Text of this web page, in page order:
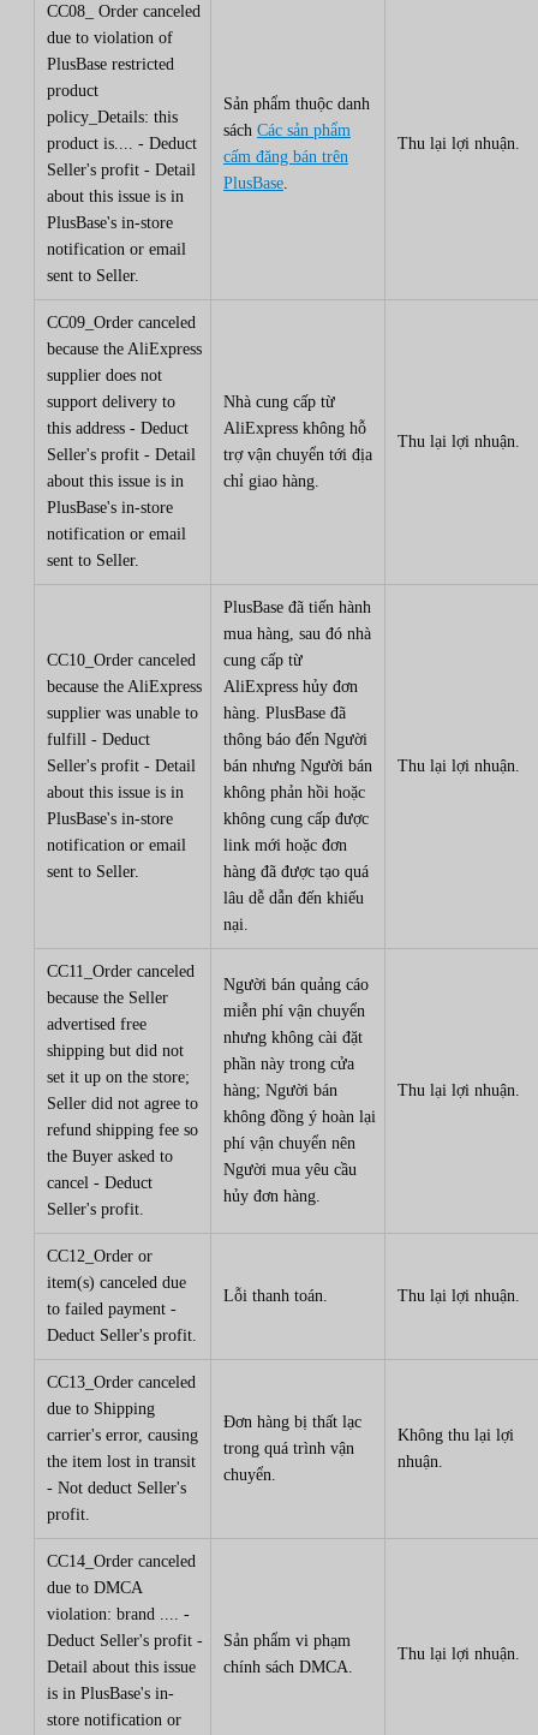
CC08_ Order canceled
due to violation of
PlusBase restricted
product
policy_Details: this
product is.... - Deduct
Seller's profit - Detail
about this issue is in
PlusBase's in-store
notification or email
sent to Seller.
Sản phẩm thuộc danh
sách Các sản phẩm
cấm đăng bán trên
PlusBase
Thu lại lợi nhuận.
CC09_Order canceled
because the AliExpress
supplier does not
support delivery to
this address - Deduct
Seller's profit - Detail
about this issue is in
PlusBase's in-store
notification or email
sent to Seller.
Nhà cung cấp từ
AliExpress không hỗ
trợ vận chuyển tới địa
chỉ giao hàng.
Thu lại lợi nhuận.
CC10_Order canceled
because the AliExpress
supplier was unable to
fulfill - Deduct
Seller's profit - Detail
about this issue is in
PlusBase's in-store
notification or email
sent to Seller.
PlusBase đã tiến hành
mua hàng, sau đó nhà
cung cấp từ
AliExpress hủy đơn
hàng. PlusBase đã
thông báo đến Người
bán nhưng Người bán
không phản hồi hoặc
không cung cấp được
link mới hoặc đơn
hàng đã được tạo quá
lâu dễ dẫn đến khiếu
nại.
Thu lại lợi nhuận.
CC11_Order canceled
because the Seller
advertised free
shipping but did not
set it up on the store;
Seller did not agree to
refund shipping fee so
the Buyer asked to
cancel - Deduct
Seller's profit.
Người bán quảng cáo
miễn phí vận chuyển
nhưng không cài đặt
phần này trong cửa
hàng; Người bán
không đồng ý hoàn lại
phí vận chuyển nên
Người mua yêu cầu
hủy đơn hàng.
Thu lại lợi nhuận.
CC12_Order or
item(s) canceled due
to failed payment -
Deduct Seller's profit.
Lỗi thanh toán. Thu lại lợi nhuận.
CC13_Order canceled
due to Shipping
carrier's error, causing
the item lost in transit
- Not deduct Seller's
profit.
Đơn hàng bị thất lạc
trong quá trình vận
chuyển.
Không thu lại lợi
nhuận.
CC14_Order canceled
due to DMCA
violation: brand .... -
Deduct Seller's profit -
Detail about this issue
is in PlusBase's in-
store notification or
Sản phẩm vi phạm
chính sách DMCA.
Thu lại lợi nhuận.